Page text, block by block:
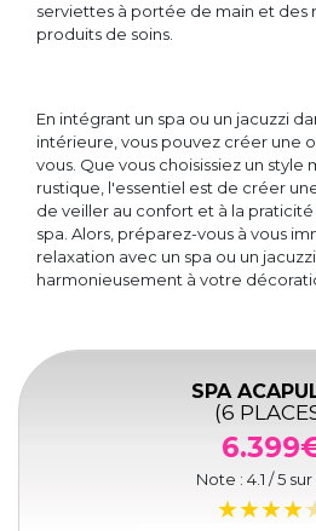
serviettes à portée de main et des
produits de soins.
En intégrant un spa ou un jacuzzi
intérieure, vous pouvez créer une
vous. Que vous choisissiez un
rustique, l'essentiel est de créer
de veiller au confort et à la
spa. Alors, préparez-vous à vous
relaxation avec un spa ou un
harmonieusement à votre
SPA
(6
Note : 4.1 / 5 sur